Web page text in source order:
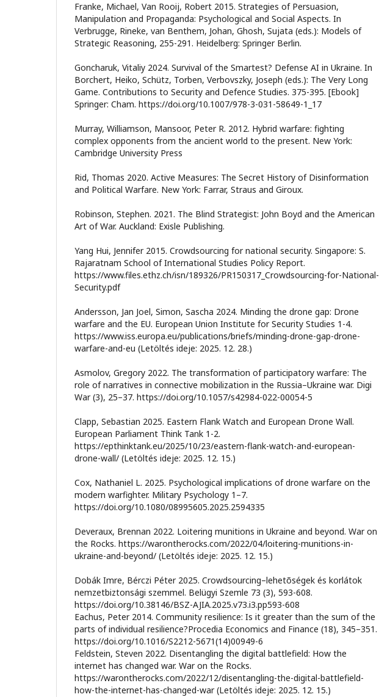
Franke, Michael, Van Rooij, Robert 2015. Strategies of Persuasion,
Manipulation and Propaganda: Psychological and Social Aspects. In
Verbrugge, Rineke, van Benthem, Johan, Ghosh, Sujata (eds.): Models of
Strategic Reasoning, 255-291. Heidelberg: Springer Berlin.
Goncharuk, Vitaliy 2024. Survival of the Smartest? Defense AI in Ukraine. In
Borchert, Heiko, Schütz, Torben, Verbovszky, Joseph (eds.): The Very Long
Game. Contributions to Security and Defence Studies. 375-395. [Ebook]
Springer: Cham. https://doi.org/10.1007/978-3-031-58649-1_17
Murray, Williamson, Mansoor, Peter R. 2012. Hybrid warfare: fighting
complex opponents from the ancient world to the present. New York:
Cambridge University Press
Rid, Thomas 2020. Active Measures: The Secret History of Disinformation
and Political Warfare. New York: Farrar, Straus and Giroux.
Robinson, Stephen. 2021. The Blind Strategist: John Boyd and the American
Art of War. Auckland: Exisle Publishing.
Yang Hui, Jennifer 2015. Crowdsourcing for national security. Singapore: S.
Rajaratnam School of International Studies Policy Report.
https://www.files.ethz.ch/isn/189326/PR150317_Crowdsourcing-for-National-
Security.pdf
Andersson, Jan Joel, Simon, Sascha 2024. Minding the drone gap: Drone
warfare and the EU. European Union Institute for Security Studies 1-4.
https://www.iss.europa.eu/publications/briefs/minding-drone-gap-drone-
warfare-and-eu (Letöltés ideje: 2025. 12. 28.)
Asmolov, Gregory 2022. The transformation of participatory warfare: The
role of narratives in connective mobilization in the Russia–Ukraine war. Digi
War (3), 25–37. https://doi.org/10.1057/s42984-022-00054-5
Clapp, Sebastian 2025. Eastern Flank Watch and European Drone Wall.
European Parliament Think Tank 1-2.
https://epthinktank.eu/2025/10/23/eastern-flank-watch-and-european-
drone-wall/ (Letöltés ideje: 2025. 12. 15.)
Cox, Nathaniel L. 2025. Psychological implications of drone warfare on the
modern warfighter. Military Psychology 1–7.
https://doi.org/10.1080/08995605.2025.2594335
Deveraux, Brennan 2022. Loitering munitions in Ukraine and beyond. War on
the Rocks. https://warontherocks.com/2022/04/loitering-munitions-in-
ukraine-and-beyond/ (Letöltés ideje: 2025. 12. 15.)
Dobák Imre, Bérczi Péter 2025. Crowdsourcing–lehetõségek és korlátok
nemzetbiztonsági szemmel. Belügyi Szemle 73 (3), 593-608.
https://doi.org/10.38146/BSZ-AJIA.2025.v73.i3.pp593-608
Eachus, Peter 2014. Community resilience: Is it greater than the sum of the
parts of individual resilience?Procedia Economics and Finance (18), 345–351.
https://doi.org/10.1016/S2212-5671(14)00949-6
Feldstein, Steven 2022. Disentangling the digital battlefield: How the
internet has changed war. War on the Rocks.
https://warontherocks.com/2022/12/disentangling-the-digital-battlefield-
how-the-internet-has-changed-war (Letöltés ideje: 2025. 12. 15.)